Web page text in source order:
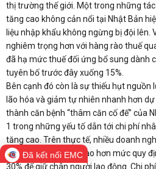
thị trường thế giới. Một trong những
tăng cao không cản nổi tại Nhật Bản
liệu nhập khẩu không ngừng bị đội lên.
nghiêm trọng hơn với hàng rào thuế
đã hạ mức thuế đối ứng bổ sung dành
tuyên bố trước đây xuống 15%.
Bên cạnh đó còn là sự thiếu hụt nguồn
lão hóa và giảm tự nhiên nhanh hơn
thành căn bệnh “thâm căn cố đế” của
1 trong những yếu tố dẫn tới chi phí
tăng cao. Trên thực tế, nhiều doanh
cho người lao động cao hơn mức quy
30% để giữ chân người lao động. Chi
Đã kết nối EMC